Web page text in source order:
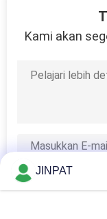
Kami akan
JINPAT